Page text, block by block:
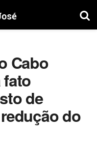
Cabo
fato
de
do